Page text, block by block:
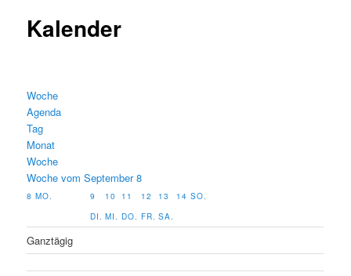
Kalender
Woche
Agenda
Tag
Monat
Woche
Woche vom September 8
8 MO.
9
DI.
10
MI.
11
DO.
12
FR.
13
SA.
14 SO.
Ganztägig